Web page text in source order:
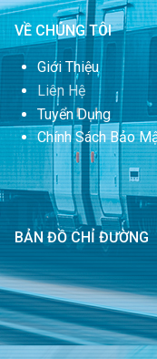
VỀ CHÚNG TÔI
Giới Thiệu
Liên Hệ
Tuyển Dụng
Chính Sách Bảo
BẢN ĐỒ CHỈ ĐƯỜNG